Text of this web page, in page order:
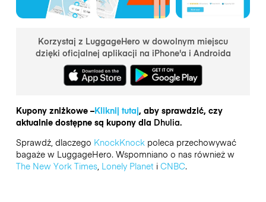
Korzystaj z LuggageHero w dowolnym miejscu
dzięki oficjalnej aplikacji na iPhone'a i Androida
Kupony zniżkowe –Kliknij tutaj, aby sprawdzić, czy
aktualnie dostępne są kupony dla Dhulia.
Sprawdź, dlaczego KnockKnockpoleca przechowywać
bagaże w LuggageHero. Wspomniano o nas również w
The New York Times, Lonely Planeti CNBC.